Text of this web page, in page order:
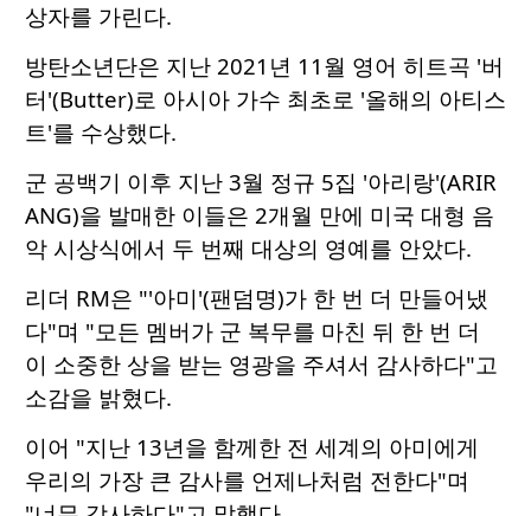
상자를 가린다.
방탄소년단은 지난 2021년 11월 영어 히트곡 '버
터'(Butter)로 아시아 가수 최초로 '올해의 아티스
트'를 수상했다.
군 공백기 이후 지난 3월 정규 5집 '아리랑'(ARIR
ANG)을 발매한 이들은 2개월 만에 미국 대형 음
악 시상식에서 두 번째 대상의 영예를 안았다.
리더 RM은 "'아미'(팬덤명)가 한 번 더 만들어냈
다"며 "모든 멤버가 군 복무를 마친 뒤 한 번 더
이 소중한 상을 받는 영광을 주셔서 감사하다"고
소감을 밝혔다.
이어 "지난 13년을 함께한 전 세계의 아미에게
우리의 가장 큰 감사를 언제나처럼 전한다"며